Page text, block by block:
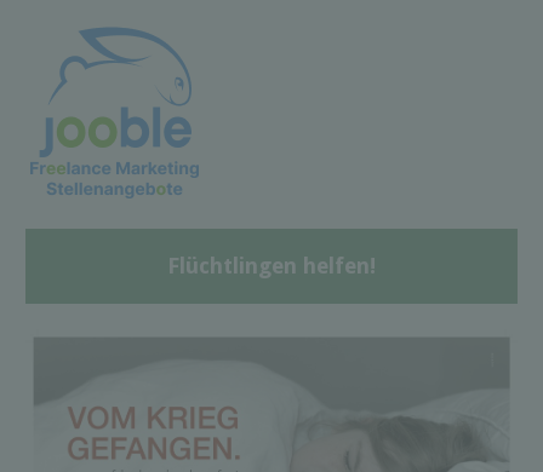
Flüchtlingen helfen!